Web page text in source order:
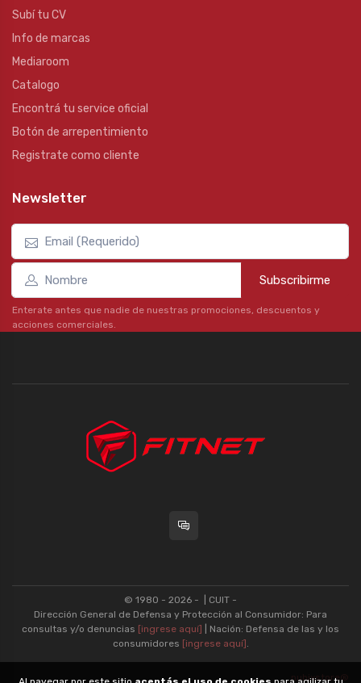
Subí tu CV
Info de marcas
Mediaroom
Catalogo
Encontrá tu service oficial
Botón de arrepentimiento
Registrate como cliente
Newsletter
Subscribirme
Enterate antes que nadie de nuestras promociones, descuentos y
acciones comerciales.
© 1980 - 2026 -
| CUIT -
Dirección General de Defensa y Protección al Consumidor: Para
consultas y/o denuncias [ingrese aquí]
| Nación: Defensa de las y los
consumidores [ingrese aquí] .
nubixstore®